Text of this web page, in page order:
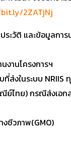
2ZATjNj
ติ และข้อมูลการน
งานโครงการฯ
งในระบบ NRIIS
ย์ไทย) กรณีส่งเอ
ชีวภาพ(GMO)